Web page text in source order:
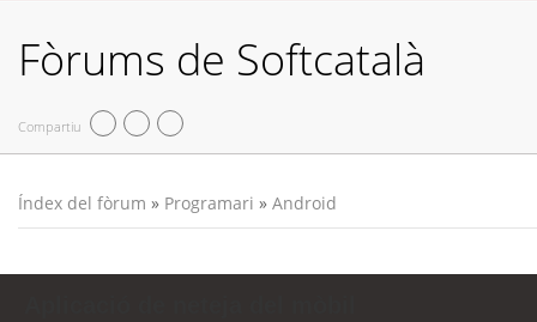
Fòrums de Softcatalà
Compartiu
Índex del fòrum » Programari » Android